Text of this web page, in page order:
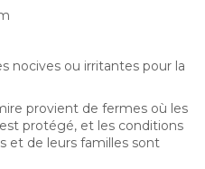
nocives ou irritantes pour la
provient de fermes où les
protégé, et les conditions
et de leurs familles sont